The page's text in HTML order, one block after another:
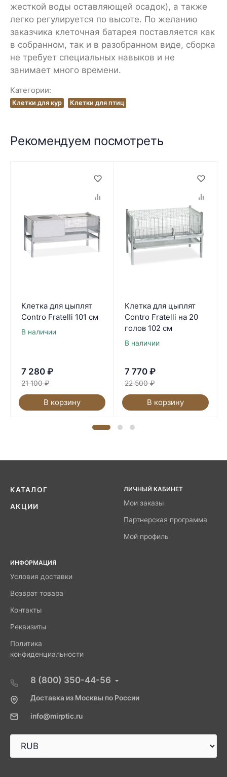
жесткой воды оставляющей осадок), а также
легко регулируется по высоте. По желанию
заказчика клеточная батарея поставляется как
в собранном, так и в разобранном виде, сборка
не требует специальных навыков и не
занимает много времени.
Категории:
Клетки для кур Клетки для птиц
Рекомендуем посмотреть
Клетка для цыплят
Contro Fratelli 101 см
В наличии
7 280 ₽
21 100 ₽
В корзину
Клетка для цыплят
Contro Fratelli на 20
голов 102 см
В наличии
7 770 ₽
22 500 ₽
В корзину
КАТАЛОГ
АКЦИИ
ЛИЧНЫЙ КАБИНЕТ
Мои заказы
Партнерская программа
Мой профиль
ИНФОРМАЦИЯ
Условия доставки
Возврат товара
Контакты
Реквизиты
Политика
конфиденциальности
8 (800) 350-44-56
Доставка из Москвы по России
info@mirptic.ru